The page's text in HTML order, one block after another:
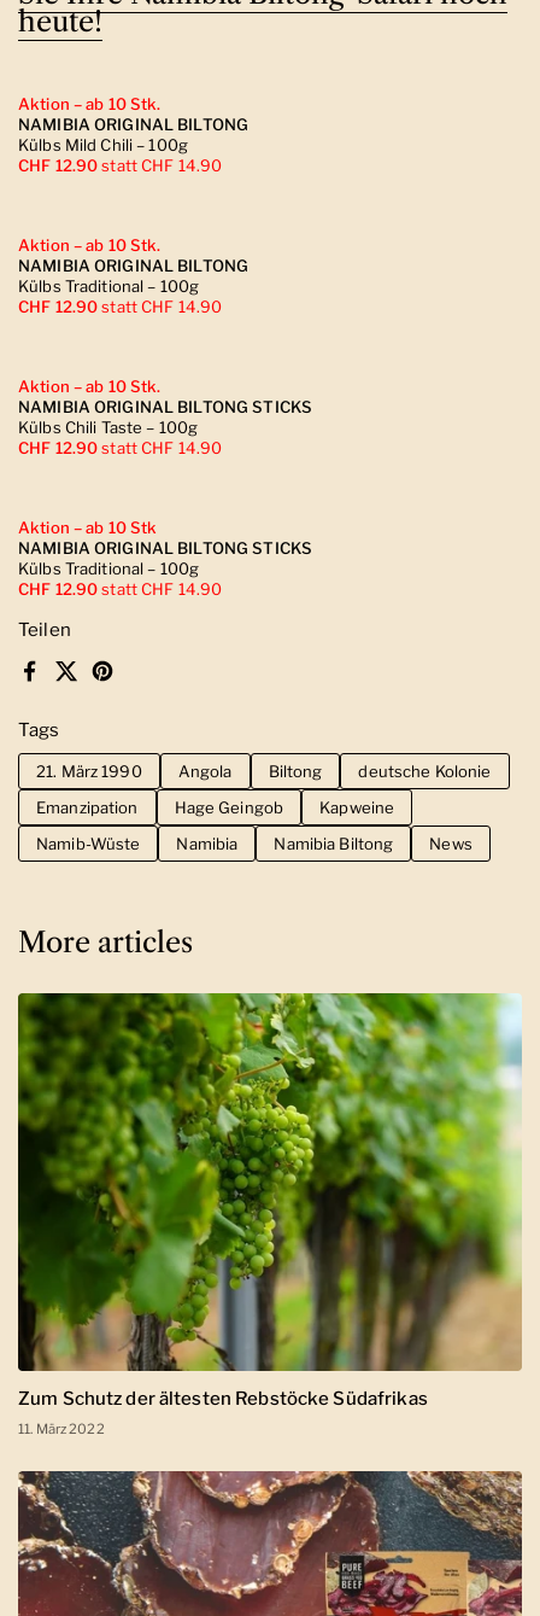
Teilen
Facebook
X (Twitter)Pinterest
Tags
21. März 1990 Angola Biltong
deutsche Kolonie
Emanzipation
Hage Geingob
Kapweine
Namib-Wüste
Namibia Namibia Biltong News
heute!
Aktion – ab 10 Stk.
NAMIBIA ORIGINAL BILTONG
Külbs Mild Chili – 100g
CHF 12.90statt CHF 14.90
Aktion – ab 10 Stk.
NAMIBIA ORIGINAL BILTONG
Külbs Traditional – 100g
CHF 12.90statt CHF 14.90
Aktion – ab 10 Stk.
NAMIBIA ORIGINAL BILTONG STICKS
Külbs Chili Taste – 100g
CHF 12.90statt CHF 14.90
Aktion – ab 10 Stk
NAMIBIA ORIGINAL BILTONG STICKS
Külbs Traditional – 100g
CHF 12.90statt CHF 14.90
More articles
Zum Schutz der ältesten Rebstöcke Südafrikas
11. März 2022